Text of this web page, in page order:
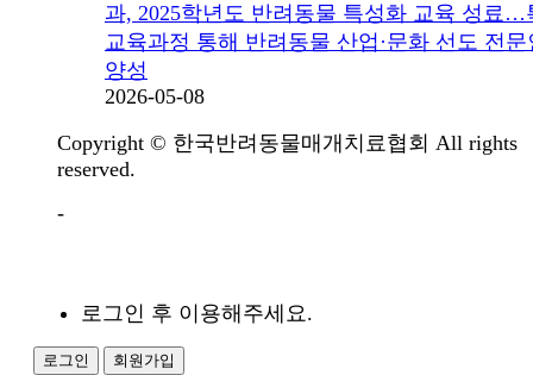
과, 2025학년도 반려동물 특성화 교육 성료…
교육과정 통해 반려동물 산업·문화 선도 전문
양성
2026-05-08
Copyright © 한국반려동물매개치료협회 All rights
reserved.
-
로그인 후 이용해주세요.
로그인 회원가입